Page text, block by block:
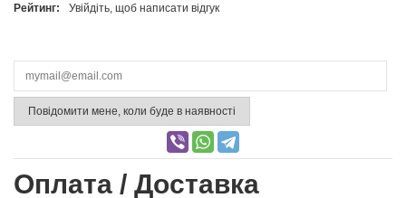
Рейтинг: Увійдіть, щоб написати відгук
Повідомити мене, коли буде в наявності
Оплата / Доставка